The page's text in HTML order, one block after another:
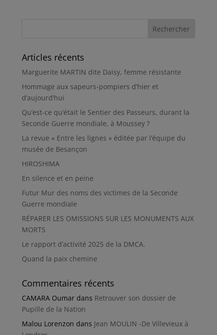
Articles récents
Marguerite MARTIN dite Daisy, femme résistante
Hommage aux sapeurs-pompiers d’hier et
d’aujourd’hui
Qu’est-ce qu’était le Sentier des Passeurs, durant la
Seconde Guerre mondiale, à Moussey ?
La revue « Entre les lignes » éditée par l’équipe du
musée de Besançon
HIROSHIMA
En silence et en peine
Futur Mur des noms des victimes de la Seconde
Guerre mondiale
RÉPARER LES OMISSIONS SUR LES MONUMENTS AUX
MORTS
Le rapport d’activité 2025 de la DMCA.
Quand la paix chemine
Commentaires récents
CAMARA Oumardans Retrouver son dossier de
Pupille de la Nation
Malou Lorenzon dans Jean MOULIN -De Villevieux à